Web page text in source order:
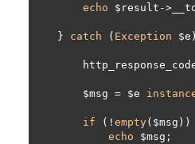
echo $result-
} catch ( Exception
    $msg = $e
if (! empty
echo $msg;